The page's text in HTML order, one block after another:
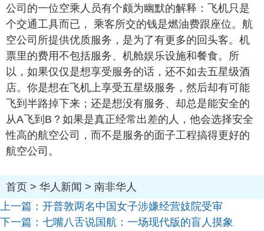
公司的一位空乘人员有个颇为幽默的解释：飞机只是
个交通工具而已， 乘客所交的钱是燃油费跟座位。航
空公司所提供优质服务，是为了有更多的回头客。机
票里的费用不包括服务、机舱娱乐设施和餐食。所
以，如果仅仅是想享受服务的话，还不如去五星级酒
店。你是想在飞机上享受五星级服务，然后却有可能
飞到半路掉下来；还是想没有服务、却总是能安全的
从A飞到B？如果是真正经常出差的人，他会选择安全
性高的航空公司，而不是服务的面子工程搞得更好的
航空公司。
首页 > 华人新闻 > 南非华人
上一篇： 开普敦两名中国女子涉嫌经营妓院受审
下一篇： 七嘴八舌说国航：一场现代版的盲人摸象